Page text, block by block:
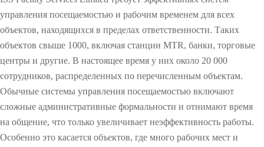
>
Больше>
>
>
>
о
л
о
г
р
а
с
п
C
u
b
e
я
у
ч
е
управления посещаемостью и рабочим временем для всех
объектов, находящихся в пределах ответственности. Таких
объектов свыше 1000, включая станции MTR, банки, торговые
центры и другие. В настоящее время у них около 20 000
сотрудников, распределенных по перечисленным объектам.
Обычные системы управления посещаемостью включают
сложные административные формальности и отнимают время
на общение, что только увеличивает неэффективность работы.
Особенно это касается объектов, где много рабочих мест и